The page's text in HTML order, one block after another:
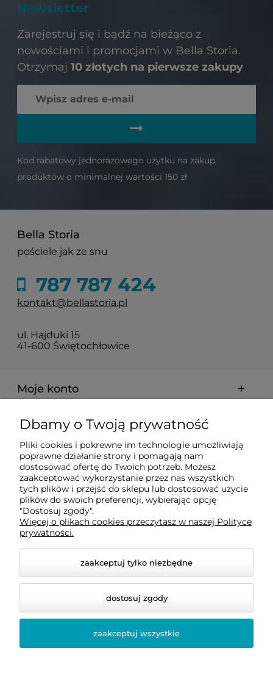
Newsletter
Zarejestruj się i bądź na bieżąco z
nowościami i promocjami w Bella Storia.
Otrzymaj 10 złotych na pierwsze zakupy
Kod rabatowy jednorazowego użytku na zakup
produktów o minimalnej wartości 150 zł
Bella Storia
pościele jak ze snu
787 787 424
kontakt@bellastoria.pl
ul. Hajduki 15
41-600 Świętochłowice
Moje konto
Dostawa i płatności
O firmie
Obsługiwane metody płatności elektronicznych
© 2026 bellastoria.pl. Wszelkie prawa zastrzeżone.
Dbamy o Twoją prywatność
Pliki cookies i pokrewne im technologie umożliwiają
poprawne działanie strony i pomagają nam
dostosować ofertę do Twoich potrzeb. Możesz
zaakceptować wykorzystanie przez nas wszystkich
tych plików i przejść do sklepu lub dostosować użycie
plików do swoich preferencji, wybierając opcję
"Dostosuj zgody".
Więcej o plikach cookies przeczytasz w naszej Polityce
prywatności.
zaakceptuj tylko niezbędne
dostosuj zgody
zaakceptuj wszystkie